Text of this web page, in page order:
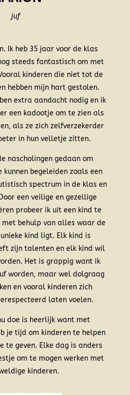
juf
Ik heb 35 jaar voor de klas
steeds fantastisch om met
kinderen die niet tot de
hebben mijn hart gestolen.
extra aandacht nodig en ik
een kadootje om te zien als
als ze zich zelfverzekerder
in hun velletje zitten.
nascholingen gedaan om
kunnen begeleiden zoals een
spectrum in de klas en
een veilige en gezellige
probeer ik uit een kind te
behulp van alles waar de
kind ligt. Elk kind is
zijn talenten en elk kind wil
Het is grappig want ik
worden, maar wel dolgraag
en vooral kinderen zich
laten voelen.
doe is heerlijk want met
je tijd om kinderen te helpen
te geven. Elke dag is anders
om te mogen werken met
kinderen.